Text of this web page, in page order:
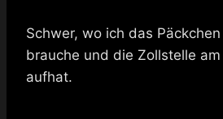
Schwer, wo ich das
brauche und die Zollstelle
aufhat.